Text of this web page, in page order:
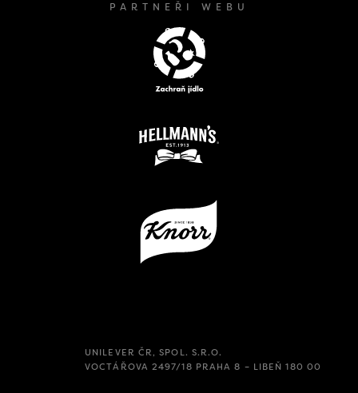
PARTNEŘI WEBU
UNILEVER ČR, SPOL. S.R.O.
VOCTÁŘOVA 2497/18 PRAHA 8 – LIBEŇ 180 00